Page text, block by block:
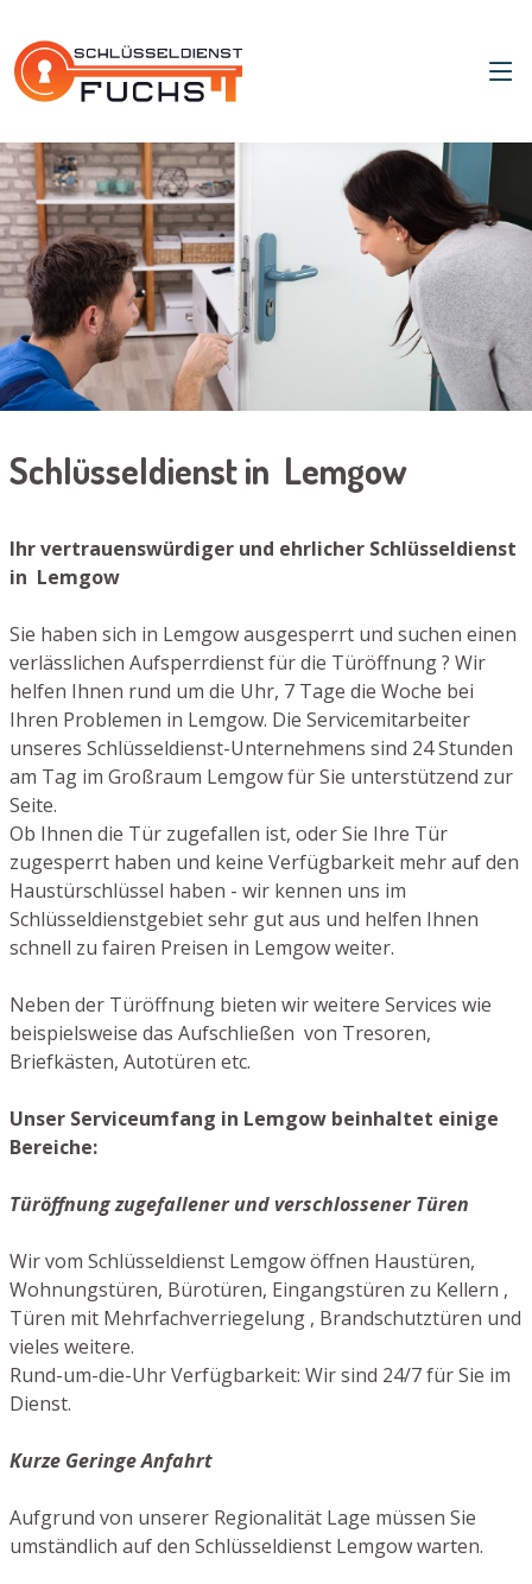
Schlüsseldienst in Lemgow
Ihr vertrauenswürdiger und ehrlicher Schlüsseldienst
in Lemgow
Sie haben sich in Lemgow ausgesperrt und suchen einen
verlässlichen Aufsperrdienst für die Türöffnung ? Wir
helfen Ihnen rund um die Uhr, 7 Tage die Woche bei
Ihren Problemen in Lemgow. Die Servicemitarbeiter
unseres Schlüsseldienst-Unternehmens sind 24 Stunden
am Tag im Großraum Lemgow für Sie unterstützend zur
Seite.
Ob Ihnen die Tür zugefallen ist, oder Sie Ihre Tür
zugesperrt haben und keine Verfügbarkeit mehr auf den
Haustürschlüssel haben - wir kennen uns im
Schlüsseldienstgebiet sehr gut aus und helfen Ihnen
schnell zu fairen Preisen in Lemgow weiter.
Neben der Türöffnung bieten wir weitere Services wie
beispielsweise das Aufschließen von Tresoren,
Briefkästen, Autotüren etc.
Unser Serviceumfang in Lemgow beinhaltet einige
Bereiche:
Türöffnung zugefallener und verschlossener Türen
Wir vom Schlüsseldienst Lemgow öffnen Haustüren,
Wohnungstüren, Bürotüren, Eingangstüren zu Kellern ,
Türen mit Mehrfachverriegelung , Brandschutztüren und
vieles weitere.
Rund-um-die-Uhr Verfügbarkeit: Wir sind 24/7 für Sie im
Dienst.
Kurze Geringe Anfahrt
Aufgrund von unserer Regionalität Lage müssen Sie
umständlich auf den Schlüsseldienst Lemgow warten.